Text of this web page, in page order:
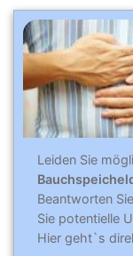
Leiden Sie
Beantworten
Sie potentielle
Hier geht`s